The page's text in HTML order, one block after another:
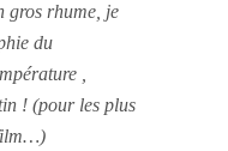
gros rhume, je
du
,
! (pour les plus